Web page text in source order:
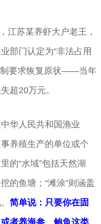
江苏某养虾大户老王，
部门认定为“非法占用
制要求恢复原状——当年
超20万元。
华人民共和国渔业
养殖生产的单位或个
的“水域”包括天然湖
的鱼塘；“滩涂”则涵盖
简单说：只要你在固
者养海参、鲍鱼这类